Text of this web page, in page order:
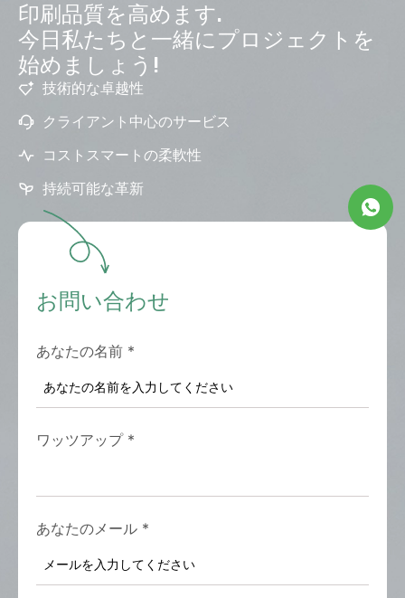
印刷品質を高めます.
今日私たちと一緒にプロジェクトを
始めましょう!
技術的な卓越性
クライアント中心のサービス
コストスマートの柔軟性
持続可能な革新
お問い合わせ
あなたの名前 *
ワッツアップ *
あなたのメール *